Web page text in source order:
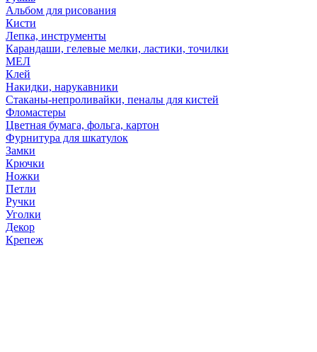
Альбом для рисования
Кисти
Лепка, инструменты
Карандаши, гелевые мелки, ластики, точилки
МЕЛ
Клей
Накидки, нарукавники
Стаканы-непроливайки, пеналы для кистей
Фломастеры
Цветная бумага, фольга, картон
Фурнитура для шкатулок
Замки
Крючки
Ножки
Петли
Ручки
Уголки
Декор
Крепеж